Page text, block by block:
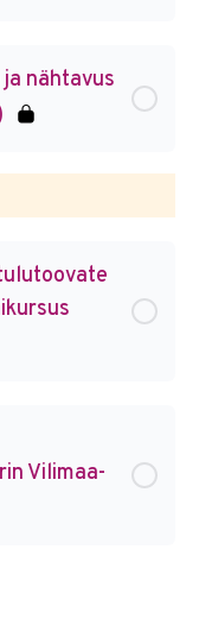
nähtavus
Vilimaa-